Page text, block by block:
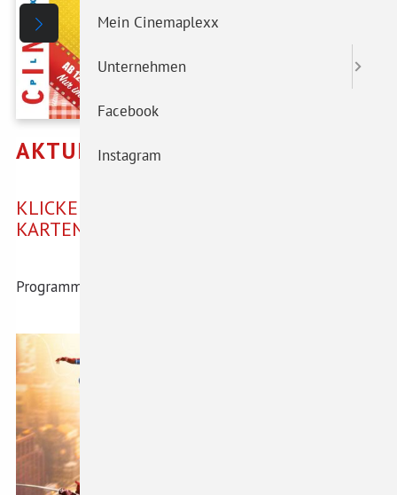
Mein Cinemaplexx
Unternehmen
Facebook
Instagram